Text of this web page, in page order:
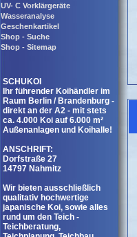
UV- C Vorklärgeräte
Wasseranalyse
Geschenkartikel
Shop - Suche
Shop - Sitemap
SCHUKOI
Ihr führender Koihändler im
Raum Berlin / Brandenburg -
direkt an der A2 - mit stets
ca. 4.000 Koi auf 6.000 m²
Außenanlagen und Koihalle!
ANSCHRIFT:
Dorfstraße 27
14797 Nahmitz
Wir bieten ausschließlich
qualitativ hochwertige
japanische Koi, sowie alles
rund um den Teich -
Teichberatung,